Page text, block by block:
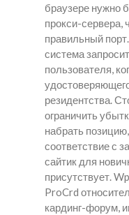
браузере нужно
прокси-сервера,
правильный
система
пользователя,
резидентства.
ограничить
набрать
соответствие с
сайтик для
присутствует.
ProCrd
кардинг-форум,